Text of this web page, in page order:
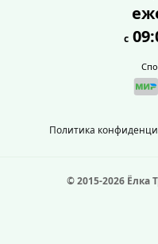
Политика
с
© 2015-2026 Ёлка